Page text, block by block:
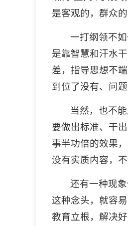
是客观的，群众
一打纲领不
是靠智慧和汗水
差，指导思想不
到位了没有、问
当然，也不
要做出标准、干
事半功倍的效果
没有实质内容，
还有一种现
这种念头，就容
教育立根，解决